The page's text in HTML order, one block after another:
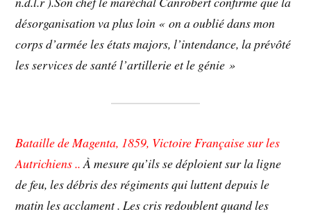
désorganisation va plus loin « on a oublié dans mon
corps d’armée les états majors, l’intendance, la prévôté
les services de santé l’artillerie et le génie »
Bataille de Magenta, 1859, Victoire Française sur les
Autrichiens .. À mesure qu’ils se déploient sur la ligne
de feu, les débris des régiments qui luttent depuis le
matin les acclament . Les cris redoublent quand les